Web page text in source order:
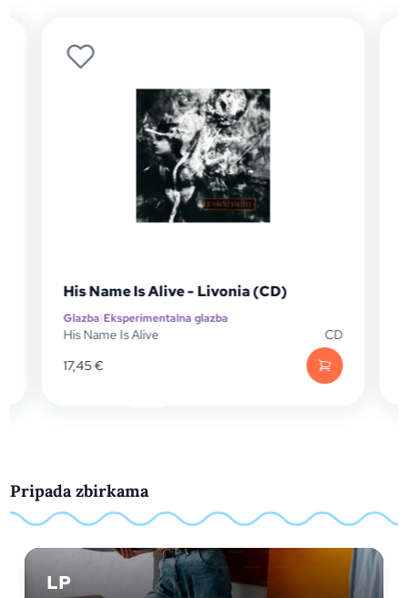
His Name Is Alive - Livonia (CD)
Glazba|Eksperimentalna glazba
His Name Is Alive
CD
17,45€
Pripada zbirkama
LP